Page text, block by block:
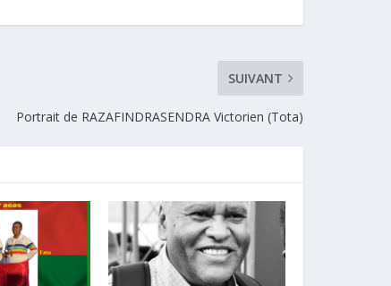
SUIVANT
Portrait de RAZAFINDRASENDRA Victorien (Tota)